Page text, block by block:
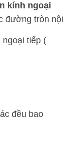
kính ngoại
đường tròn nội
tiếp (
đều bao